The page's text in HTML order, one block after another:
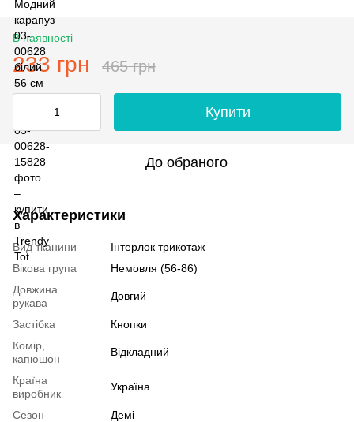
В наявності
233 грн 465 грн
Купити
До обраного
Характеристики
Вид тканини
Інтерлок трикотаж
Вікова група
Немовля (56-86)
Довжина
рукава
Довгий
Застібка
Кнопки
Комір,
капюшон
Відкладний
Країна
виробник
Україна
Сезон
Демі